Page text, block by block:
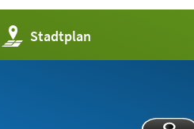
Stadtplan
(Öffnet
in
einem